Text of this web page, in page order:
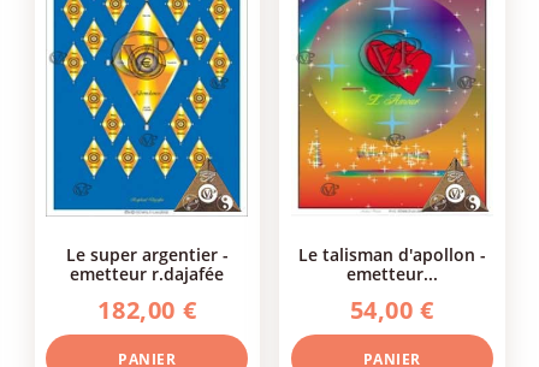
le super argentier -
emetteur r.dajafée
182,00 €
PANIER
le talisman d'apollon -
emetteur...
54,00 €
PANIER